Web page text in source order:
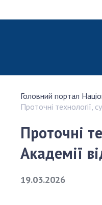
Головний портал
Проточні технології,
Проточні
Академії
19.03.2026